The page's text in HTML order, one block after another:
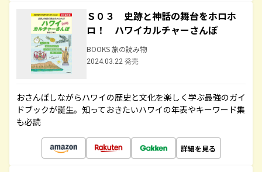
Ｓ０３ 史跡と神話の舞台をホロホ
ロ！ ハワイカルチャーさんぽ
BOOKS 旅の読み物
2024.03.22 発売
おさんぽしながらハワイの歴史と文化を楽しく学ぶ最強のガイ
ドブックが誕生。知っておきたいハワイの年表やキーワード集
も必読
詳細を見る